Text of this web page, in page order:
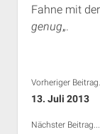
Fahne mit
genug„.
Vorheriger Beitrag...
13. Juli 2013
Nächster Beitrag...